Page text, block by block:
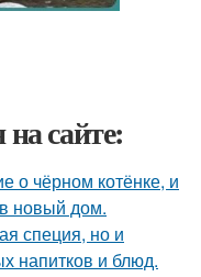
сайте:
о чёрном котёнке, и
новый дом.
специя, но и
напитков и блюд.